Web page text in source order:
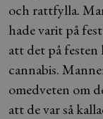
och rattfylla.
hade varit på
att det på
cannabis.
omedveten om
att de var så